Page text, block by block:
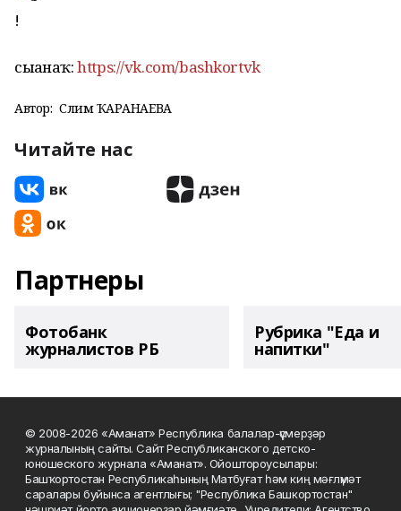
!
сығанаҡ:https://vk.com/bashkortvk
Автор: Сәлимә ҠАРАНАЕВА
Читайте нас
Партнеры
Фотобанк
журналистов РБ
Рубрика "Еда и
напитки"
© 2008-2026 «Аманат» Республика балалар-үҫмерҙәр
журналының сайты. Сайт Республиканского детско-
юношеского журнала «Аманат». Ойоштороусылары:
Башҡортостан Республикаһының Матбуғат һәм киң мәғлүмәт
саралары буйынса агентлығы; "Республика Башкортостан"